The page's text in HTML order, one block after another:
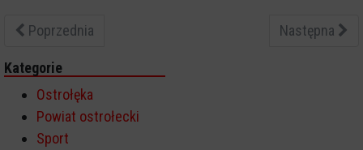
Poprzednia Następna
Kategorie
Ostrołęka
Powiat ostrołecki
Sport